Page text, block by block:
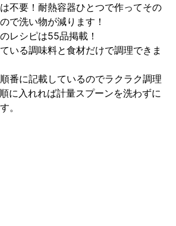
不要！耐熱容器ひとつで作ってその
で洗い物が減ります！
レシピは55品掲載！
いる調味料と食材だけで調理できま
番に記載しているのでラクラク調理
に入れれば計量スプーンを洗わずに
。